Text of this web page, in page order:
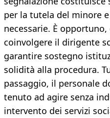
per la tutela del minore
necessarie. È
coinvolgere il dirigente
garantire sostegno
solidità alla procedura.
passaggio, il personale
tenuto ad agire senza
intervento dei servizi